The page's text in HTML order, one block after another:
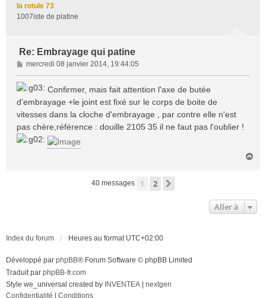
la rotule 73
1007iste de platine
Re: Embrayage qui patine
M
e
s
a
g
e
mercredi 08 janvier 2014, 19:44:05
Confirmer, mais fait attention l'axe de butée
d'embrayage +le joint est fixé sur le corps de boite de
vitesses dans la cloche d'embrayage , par contre elle n'est
pas chère,référence : douille 2105 35 il ne faut pas l'oublier !
40 messages 1 2
Aller à
Index du forum Heures au format UTC+02:00
Développé par phpBB® Forum Software © phpBB Limited
Traduit par phpBB-fr.com
Style we_universal created by INVENTEA
nextgen
Confidentialité
Conditions